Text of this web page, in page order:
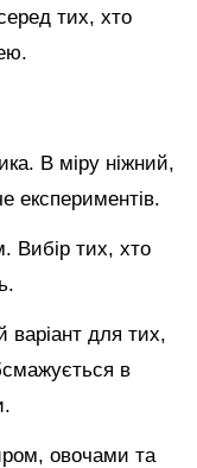
тих, хто
В міру ніжний,
експериментів.
Вибір тих, хто
варіант для тих,
в
овочами та